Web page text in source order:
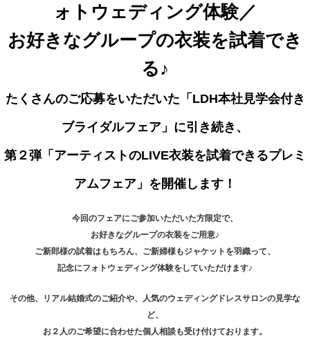
ォトウェディング体験／
お好きなグループの衣装を試着でき
る♪
たくさんのご応募をいただいた「LDH本社見学会付き
ブライダルフェア」に引き続き、
第２弾「アーティストのLIVE衣装を試着できるプレミ
アムフェア」を開催します！
今回のフェアにご参加いただいた方限定で、
お好きなグループの衣装をご用意♪
ご新郎様の試着はもちろん、ご新婦様もジャケットを羽織って、
記念にフォトウェディング体験をしていただけます♪
その他、リアル結婚式のご紹介や、人気のウェディングドレスサロンの見学な
ど、
お２人のご希望に合わせた個人相談も受け付けております。